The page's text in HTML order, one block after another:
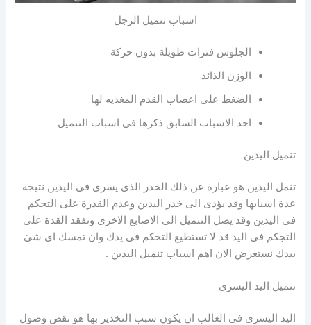
اسباب تنميل الرجل
الجلوس فترات طويلة بدون حركة
الوزن الذائد
الضغط على اعصاب القدم المغذيه لها
احد الاسباب السابق ذكرها فى اسباب التنميل
تنميل اليدين
تنمل اليدين هو عبارة عن ذلك الخدر الذى يسرى فى اليدين نتيجة
عدة اسبابها وقد يؤدى الى خدر اليدين وعدم القدرة على التحكم
فى اليدين وقد يصل التنميل الى الاصابع الاخرى وتفقد القدة على
التجكم فى اليد قد لا تستطيع التحكم فى يدك وان تمسك اى شئ
بيدك نستعرض الان اهم اسباب تنميل اليدين .
تنميل اليد اليسرى
اليد اليسرى فى الغالب ان يكون سبب التخدير بها هو نقص وصول